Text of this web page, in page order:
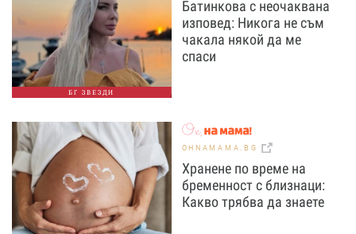
БГ ЗВЕЗДИ
Батинкова с неочаквана
изповед: Никога не съм
чакала някой да ме
спаси
OHNAMAMA.BG
Хранене по време на
бременност с близнаци:
Какво трябва да знаете